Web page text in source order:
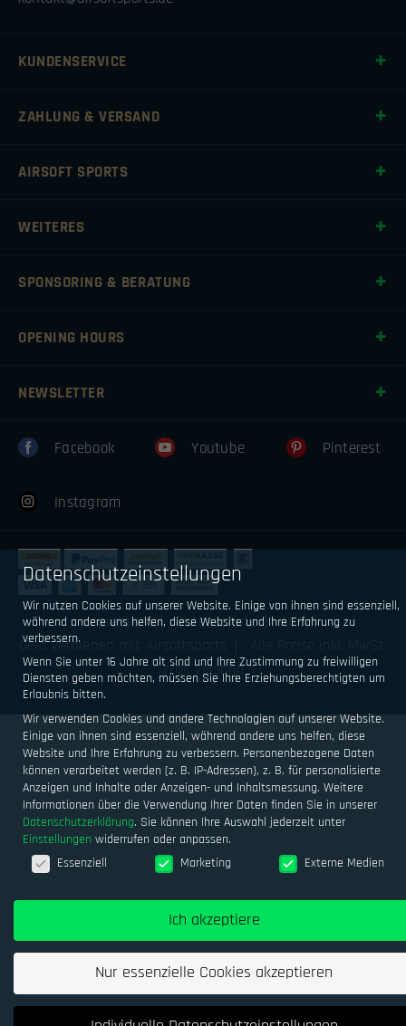
KUNDENSERVICE
ZAHLUNG & VERSAND
AIRSOFT SPORTS
WEITERES
SPONSORING & BERATUNG
OPENING HOURS
NEWSLETTER
Facebook Youtube Pinterest
Instagram
Impressum Datenschutz
AGB
Geld verdienen mit Airsoftsports
zzgl. Versand
Datenschutzeinstellungen
Wir nutzen Cookies auf unserer Website. Einige von ihnen sind essenziell,
während andere uns helfen, diese Website und Ihre Erfahrung zu
verbessern.
Wenn Sie unter 16 Jahre alt sind und Ihre Zustimmung zu freiwilligen
Diensten geben möchten, müssen Sie Ihre Erziehungsberechtigten um
Erlaubnis bitten.
Wir verwenden Cookies und andere Technologien auf unserer Website.
Einige von ihnen sind essenziell, während andere uns helfen, diese
Website und Ihre Erfahrung zu verbessern. Personenbezogene Daten
können verarbeitet werden (z. B. IP-Adressen), z. B. für personalisierte
Anzeigen und Inhalte oder Anzeigen- und Inhaltsmessung. Weitere
Informationen über die Verwendung Ihrer Daten finden Sie in unserer
Datenschutzerklärung. Sie können Ihre Auswahl jederzeit unter
Einstellungen widerrufen oder anpassen.
Datenschutzeinstellungen
Essenziell Marketing Externe Medien
Ich akzeptiere
Nur essenzielle Cookies akzeptieren